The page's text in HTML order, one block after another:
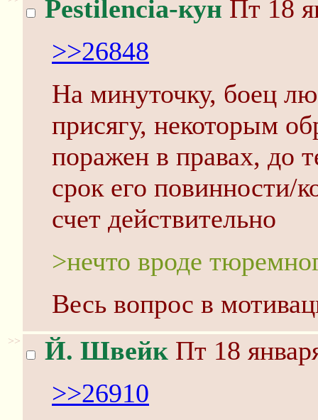
Pestilencia-кун Пт 18
>>26848
На минуточку, боец
присягу, некоторым
поражен в правах, до
срок его повинности/
счет действительно
>нечто вроде
Весь вопрос в
>> Й. Швейк Пт 18
>>26910